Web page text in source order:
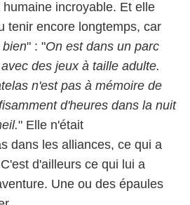
incroyable. Et elle
tenir encore longtemps, car
bien" : "On est dans un parc
des jeux à taille adulte.
n'est pas à mémoire de
d'heures dans la nuit
" Elle n'était
dans les alliances, ce qui a
d'ailleurs ce qui lui a
Une ou des épaules